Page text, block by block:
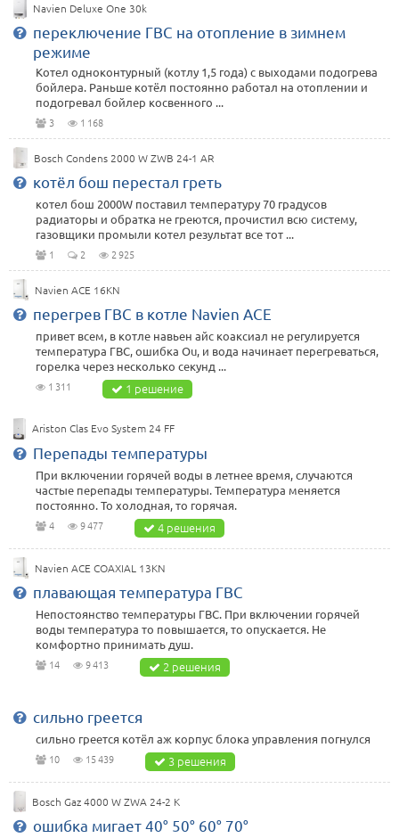
Navien Deluxe One 30k
переключение ГВС на отопление в зимнем
режиме
Котел одноконтурный (котлу 1,5 года) с выходами подогрева
бойлера. Раньше котёл постоянно работал на отоплении и
подогревал бойлер косвенного ...
3 1 168
Bosch Condens 2000 W ZWB 24-1 AR
котёл бош перестал греть
котел бош 2000W поставил температуру 70 градусов
радиаторы и обратка не греются, прочистил всю систему,
газовщики промыли котел результат все тот ...
1 2 2 925
Navien ACE 16KN
перегрев ГВС в котле Navien ACE
привет всем, в котле навьен айс коаксиал не регулируется
температура ГВС, ошибка Оu, и вода начинает перегреваться,
горелка через несколько секунд ...
1 311 1 решение
Ariston Clas Evo System 24 FF
Перепады температуры
При включении горячей воды в летнее время, случаются
частые перепады температуры. Температура меняется
постоянно. То холодная, то горячая.
4 9 477 4 решения
Navien ACE COAXIAL 13KN
плавающая температура ГВС
Непостоянство температуры ГВС. При включении горячей
воды температура то повышается, то опускается. Не
комфортно принимать душ.
14 9 413 2 решения
сильно греется
сильно греется котёл аж корпус блока управления погнулся
10 15 439 3 решения
Bosch Gaz 4000 W ZWA 24-2 K
ошибка мигает 40° 50° 60° 70°